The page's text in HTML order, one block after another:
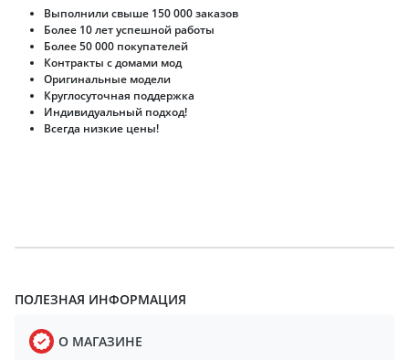
Выполнили свыше 150 000 заказов
Более 10 лет успешной работы
Более 50 000 покупателей
Контракты с домами мод
Оригинальные модели
Круглосуточная поддержка
Индивидуальный подход!
Всегда низкие цены!
ПОЛЕЗНАЯ ИНФОРМАЦИЯ
О МАГАЗИНЕ